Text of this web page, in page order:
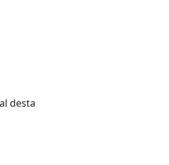
desta